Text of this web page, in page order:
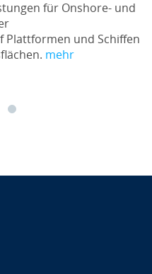
für Onshore- und
Plattformen und Schiffen
mehr